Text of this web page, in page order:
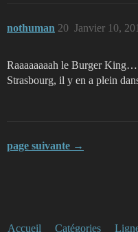
nothuman Janvier 10,
20
Raaaaaaaah le Burger King…
Strasbourg, il y en a plein
page suivante →
Accueil Catégories